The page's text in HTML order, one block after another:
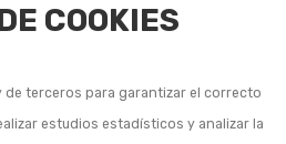
COOKIES
de terceros para garantizar el correcto
estudios estadísticos y analizar la